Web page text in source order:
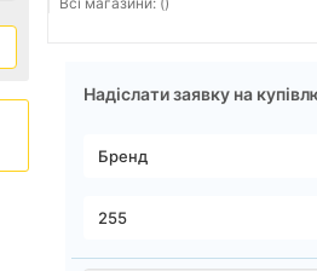
Надіслати заявку на